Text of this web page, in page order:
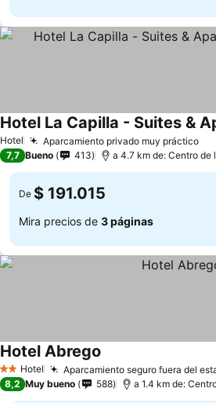
Hotel Aparcamiento privado muy práctico
7,7 Bueno 413 a 4.7 km de: Centro de
De $ 191.015
Mira precios de 3 páginas
2 Estrellas
Hotel Aparcamiento seguro fuera del
Hotel Abrego
8,2 Muy bueno 588 a 1.4 km de: